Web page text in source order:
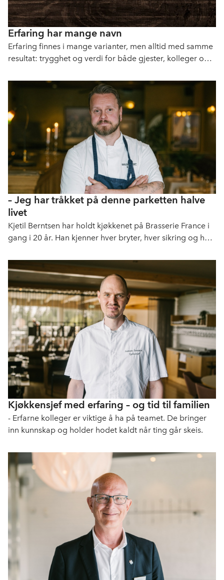
Erfaring har mange navn
Erfaring finnes i mange varianter, men alltid med samme
resultat: trygghet og verdi for både gjester, kolleger og
– Jeg har tråkket på denne parketten halve
livet
Kjetil Berntsen har holdt kjøkkenet på Brasserie France i
gang i 20 år. Han kjenner hver bryter, hver sikring og hver
Kjøkkensjef med erfaring – og tid til familien
- Erfarne kolleger er viktige å ha på teamet. De bringer
inn kunnskap og holder hodet kaldt når ting går skeis.